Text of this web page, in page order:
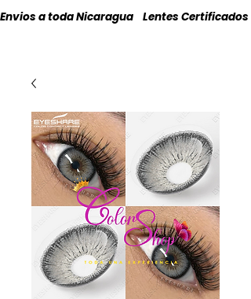
Envios a toda Nicaragua    Lentes Certificados